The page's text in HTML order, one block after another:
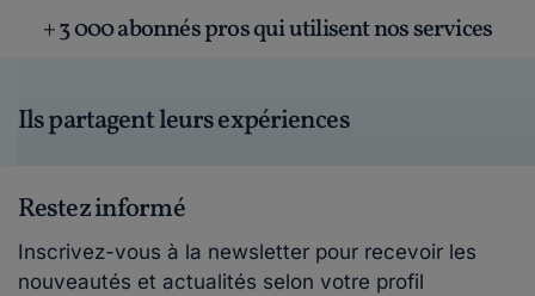
+ 3 000 abonnés pros qui utilisent nos services
Ils partagent leurs expériences
Restez informé
Inscrivez-vous à la newsletter pour recevoir les
nouveautés et actualités selon votre profil